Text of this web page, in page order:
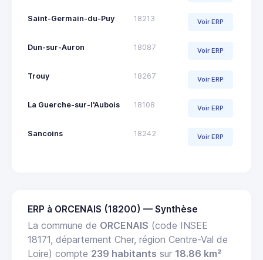
Saint-Germain-du-Puy 18213 Voir ERP
Dun-sur-Auron 18087 Voir ERP
Trouy 18267 Voir ERP
La Guerche-sur-l'Aubois 18108 Voir ERP
Sancoins 18242 Voir ERP
ERP à ORCENAIS (18200) — Synthèse
La commune de ORCENAIS (code INSEE
18171, département Cher, région Centre-Val de
Loire) compte 239 habitants sur 18.86 km²